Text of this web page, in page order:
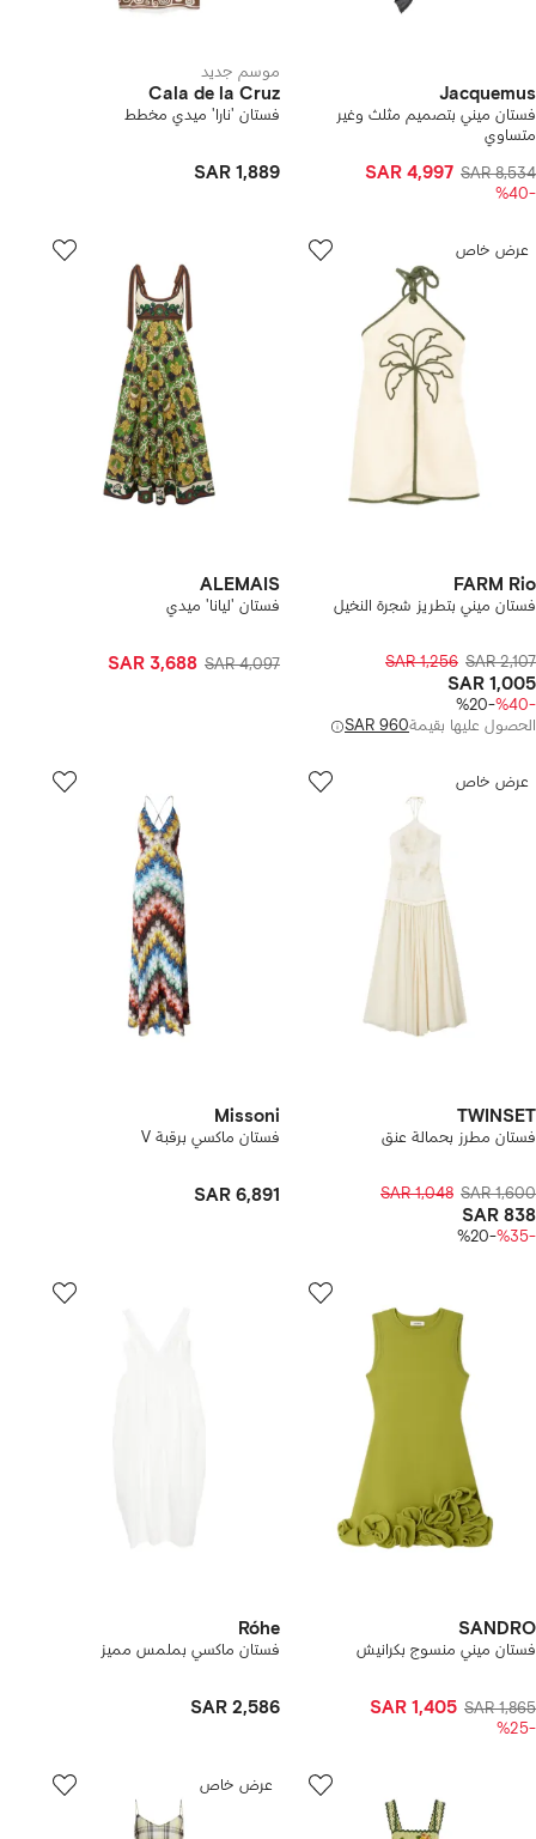
Jacquemus
فستان ميني بتصميم مثلث وغير
متساوي
SAR 8,534
SAR 4,997
-%40
موسم جديد
Cala de la Cruz
فستان 'نارا' ميدي مخطط
SAR 1,889
عرض خاص
FARM Rio
فستان ميني بتطريز شجرة النخيل
SAR 2,107
SAR 1,256
SAR 1,005
-%40
-%20
الحصول عليها بقيمةSAR 960
ALEMAIS
فستان 'ليانا' ميدي
SAR 4,097
SAR 3,688
عرض خاص
TWINSET
فستان مطرز بحمالة عنق
SAR 1,600
SAR 1,048
SAR 838
-%35
-%20
Missoni
فستان ماكسي برقبة V
SAR 6,891
SANDRO
فستان ميني منسوج بكرانيش
SAR 1,865
SAR 1,405
-%25
Róhe
فستان ماكسي بملمس مميز
SAR 2,586
عرض خاص